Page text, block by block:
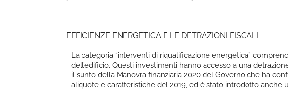
EFFICIENZE ENERGETICA E LE DETRAZIONI FISCALI
La categoria “interventi di riqualificazione energetica”
dell’edificio. Questi investimenti hanno accesso a una
il sunto della Manovra finanziaria 2020 del Governo che ha
aliquote e caratteristiche del 2019, ed è stato introdotto